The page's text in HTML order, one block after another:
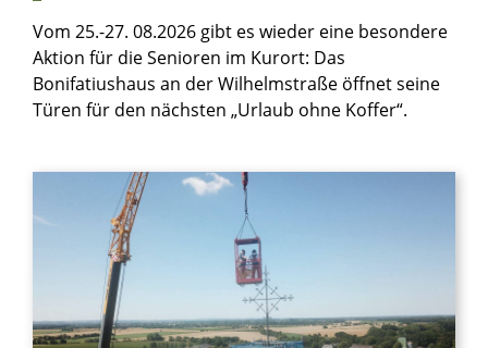
Vom 25.-27. 08.2026 gibt es wieder eine besondere
Aktion für die Senioren im Kurort: Das
Bonifatiushaus an der Wilhelmstraße öffnet seine
Türen für den nächsten „Urlaub ohne Koffer“.